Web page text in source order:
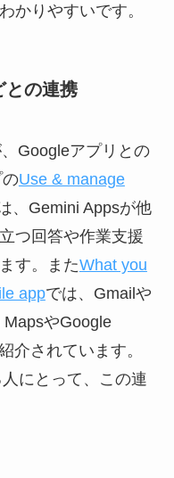
かりやすいです。
の連携
Googleアプリとの
Use & manage
、Gemini Appsが他
つ回答や作業支援
す。またWhat you
appでは、Gmailや
やGoogle
介されています。
にとって、この連